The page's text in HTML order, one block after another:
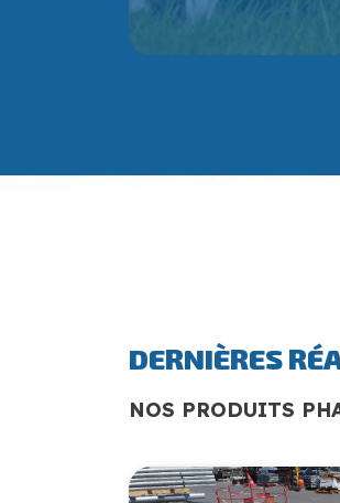
DERNIÈRES
NOS PRODUITS